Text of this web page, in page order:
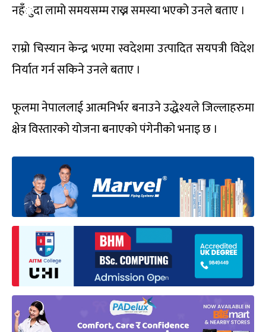
नहँुदा लामो समयसम्म राख्न समस्या भएको उनले बताए ।
राम्रो चिस्यान केन्द्र भएमा स्वदेशमा उत्पादित सयपत्री विदेश
निर्यात गर्न सकिने उनले बताए ।
फूलमा नेपाललाई आत्मनिर्भर बनाउने उद्धेश्यले जिल्लाहरुमा
क्षेत्र विस्तारको योजना बनाएको पंगेनीको भनाइ छ ।